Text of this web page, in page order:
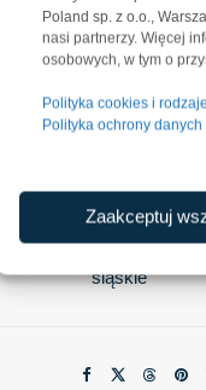
Poland sp. z o.o.,
nasi partnerzy. Więcej
osobowych, w tym o
Polityka cookies i
Polityka ochrony
Zaakceptuj
Panattoni Park
Sosnowiec
Sosnowiec
śląskie